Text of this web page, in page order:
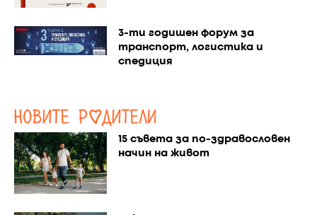
3-ти годишен форум за
транспорт, логистика и
спедиция
15 съвета за по-здравословен
начин на живот